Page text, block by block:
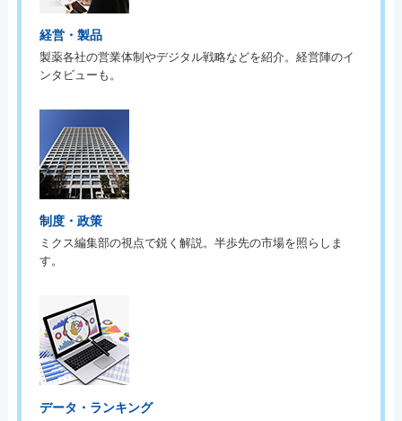
経営・製品
製薬各社の営業体制やデジタル戦略などを紹介。経営陣のイ
ンタビューも。
制度・政策
ミクス編集部の視点で鋭く解説。半歩先の市場を照らしま
す。
データ・ランキング